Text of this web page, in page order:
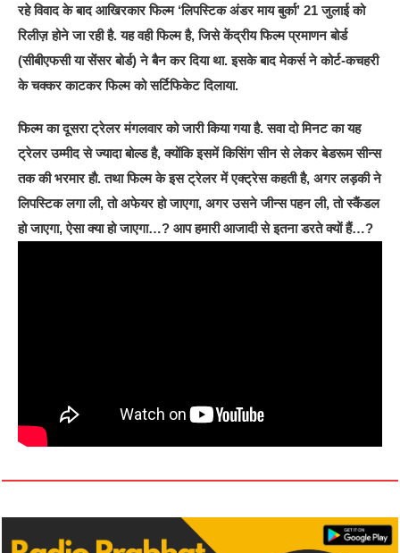
रहे विवाद के बाद आखिरकार फिल्म ‘लिपस्टिक अंडर माय बुर्का’ 21 जुलाई को
रिलीज़ होने जा रही है. यह वही फिल्म है, जिसे केंद्रीय फिल्म प्रमाणन बोर्ड
(सीबीएफसी या सेंसर बोर्ड) ने बैन कर दिया था. इसके बाद मेकर्स ने कोर्ट-कचहरी
के चक्कर काटकर फिल्म को सर्टिफिकेट दिलाया.
फिल्म का दूसरा ट्रेलर मंगलवार को जारी किया गया है. सवा दो मिनट का यह
ट्रेलर उम्मीद से ज्यादा बोल्ड है, क्योंकि इसमें किसिंग सीन से लेकर बेडरूम सीन्स
तक की भरमार हाै. तथा फिल्म के इस ट्रेलर में एक्ट्रेस कहती है, अगर लड़की ने
लिपस्टिक लगा ली, तो अफेयर हो जाएगा, अगर उसने जीन्स पहन ली, तो स्कैंडल
हो जाएगा, ऐसा क्या हो जाएगा…? आप हमारी आजादी से इतना डरते क्यों हैं…?